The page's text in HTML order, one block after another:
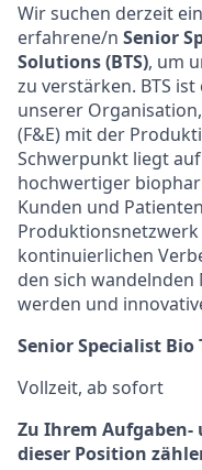
Wir suchen derzeit
erfahrene/n Senior
Solutions (BTS), um
zu verstärken. BTS
unserer
(F&E) mit der
Schwerpunkt liegt
hochwertiger
Kunden und
kontinuierlichen
den sich
werden und
Senior Specialist
Vollzeit, ab sofort
Zu Ihrem
dieser Position